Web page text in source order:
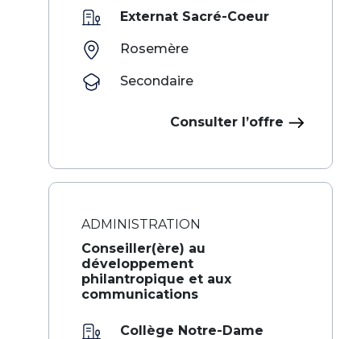
Externat Sacré-Coeur
Rosemère
Secondaire
Consulter l’offre
ADMINISTRATION
Conseiller(ère) au
développement
philantropique et aux
communications
Collège Notre-Dame